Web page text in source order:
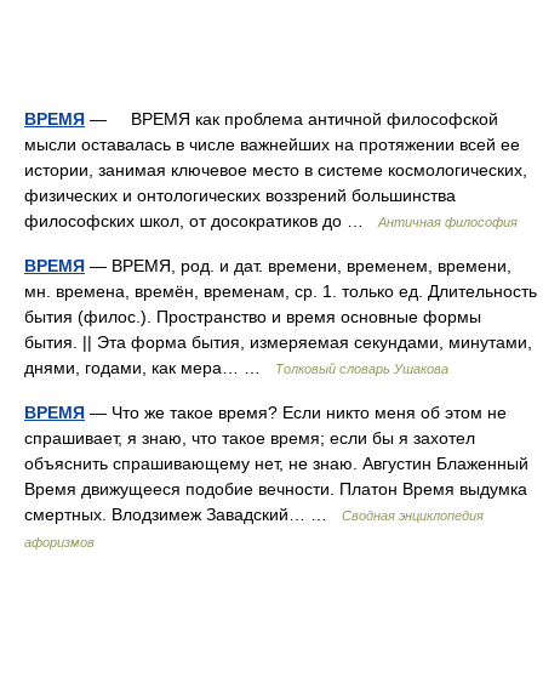
ВРЕМЯ — ВРЕМЯ как проблема античной философской
мысли оставалась в числе важнейших на протяжении всей ее
истории, занимая ключевое место в системе космологических,
физических и онтологических воззрений большинства
философских школ, от досократиков до …
Античная философия
ВРЕМЯ — ВРЕМЯ, род. и дат. времени, временем, времени,
мн. времена, времён, временам, ср. 1. только ед. Длительность
бытия (филос.). Пространство и время основные формы
бытия. || Эта форма бытия, измеряемая секундами, минутами,
днями, годами, как мера… …
Толковый словарь Ушакова
ВРЕМЯ — Что же такое время? Если никто меня об этом не
спрашивает, я знаю, что такое время; если бы я захотел
объяснить спрашивающему нет, не знаю. Августин Блаженный
Время движущееся подобие вечности. Платон Время выдумка
смертных. Влодзимеж Завадский… …
Сводная энциклопедия
афоризмов